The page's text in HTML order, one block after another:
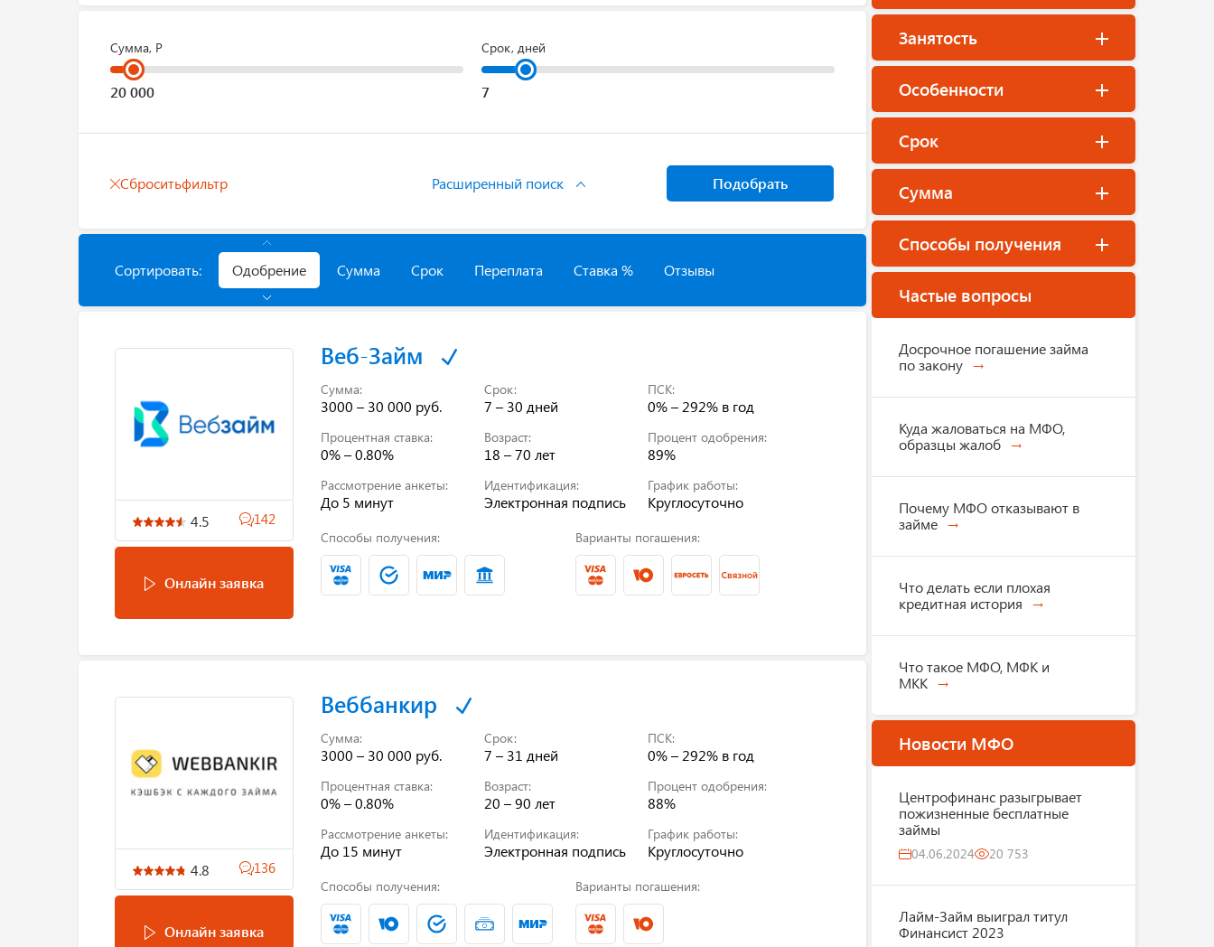
Сумма, Р Срок, дней
Сброситьфильтр Расширенный поиск Подобрать
Сортировать: Одобрение Сумма Срок Переплата Ставка % Отзывы
4.5 142
Онлайн заявка
Веб-Займ
Сумма:
3000 – 30 000 руб.
Срок:
7 – 30 дней
ПСК:
0% – 292% в год
Процентная ставка:
0% – 0.80%
Возраст:
18 – 70 лет
Процент одобрения:
89%
Рассмотрение анкеты:
До 5 минут
Идентификация:
Электронная подпись
График работы:
Круглосуточно
Способы получения: Варианты погашения:
4.8 136
Онлайн заявка
Веббанкир
Сумма:
3000 – 30 000 руб.
Срок:
7 – 31 дней
ПСК:
0% – 292% в год
Процентная ставка:
0% – 0.80%
Возраст:
20 – 90 лет
Процент одобрения:
88%
Рассмотрение анкеты:
До 15 минут
Идентификация:
Электронная подпись
График работы:
Круглосуточно
Способы получения: Варианты погашения:
Занятость
Особенности
Срок
Сумма
Способы получения
Частые вопросы
Досрочное погашение займа
по закону
Куда жаловаться на МФО,
образцы жалоб
Почему МФО отказывают в
займе
Что делать если плохая
кредитная история
Что такое МФО, МФК и
МКК
Новости МФО
Центрофинанс разыгрывает
пожизненные бесплатные
займы
04.06.2024 20 753
Лайм-Займ выиграл титул
Финансист 2023